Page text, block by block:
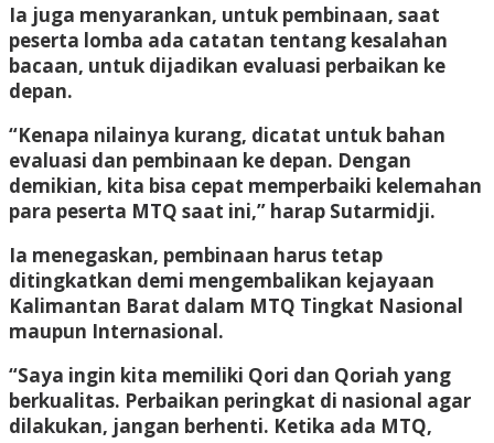
Ia juga menyarankan, untuk pembinaan, saat
peserta lomba ada catatan tentang kesalahan
bacaan, untuk dijadikan evaluasi perbaikan ke
depan.
“Kenapa nilainya kurang, dicatat untuk bahan
evaluasi dan pembinaan ke depan. Dengan
demikian, kita bisa cepat memperbaiki kelemahan
para peserta MTQ saat ini,” harap Sutarmidji.
Ia menegaskan, pembinaan harus tetap
ditingkatkan demi mengembalikan kejayaan
Kalimantan Barat dalam MTQ Tingkat Nasional
maupun Internasional.
“Saya ingin kita memiliki Qori dan Qoriah yang
berkualitas. Perbaikan peringkat di nasional agar
dilakukan, jangan berhenti. Ketika ada MTQ,